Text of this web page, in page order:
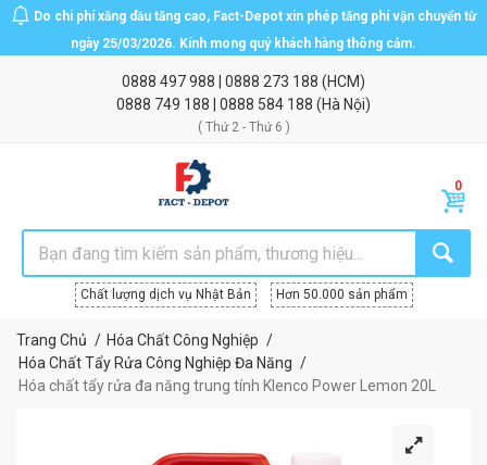
Do chi phí xăng dầu tăng cao, Fact-Depot xin phép tăng phí vận chuyển từ
ngày 25/03/2026. Kính mong quý khách hàng thông cảm.
0888 497 988 0888 273 188 (HCM)
0888 749 188
0888 584 188 (Hà Nội)
( Thứ 2 - Thứ 6 )
Chất lượng dịch vụ Nhật Bản Hơn 50.000 sản phẩm
Trang Chủ
Hóa Chất Công Nghiệp
Hóa Chất Tẩy Rửa Công Nghiệp Đa Năng
Hóa chất tẩy rửa đa năng trung tính Klenco Power Lemon 20L